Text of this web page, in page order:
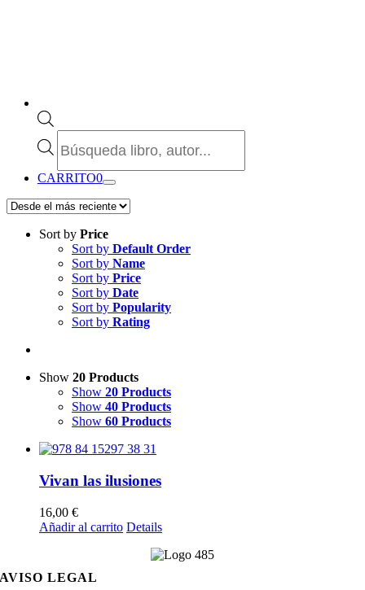
de
CARRITO0
Sort by Price
Sort by Default Order
Sort by Name
Sort by Price
Sort by Date
Sort by Popularity
Sort by Rating
Show 20 Products
Show 20 Products
Show 40 Products
Show 60 Products
Vivan las ilusiones
16,00 €
Añadir al carrito Details
AVISO LEGAL